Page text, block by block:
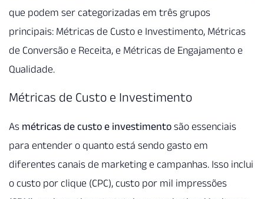
que podem ser categorizadas em três grupos
principais: Métricas de Custo e Investimento, Métricas
de Conversão e Receita, e Métricas de Engajamento e
Qualidade.
Métricas de Custo e Investimento
As métricas de custo e investimento são essenciais
para entender o quanto está sendo gasto em
diferentes canais de marketing e campanhas. Isso inclui
o custo por clique (CPC), custo por mil impressões